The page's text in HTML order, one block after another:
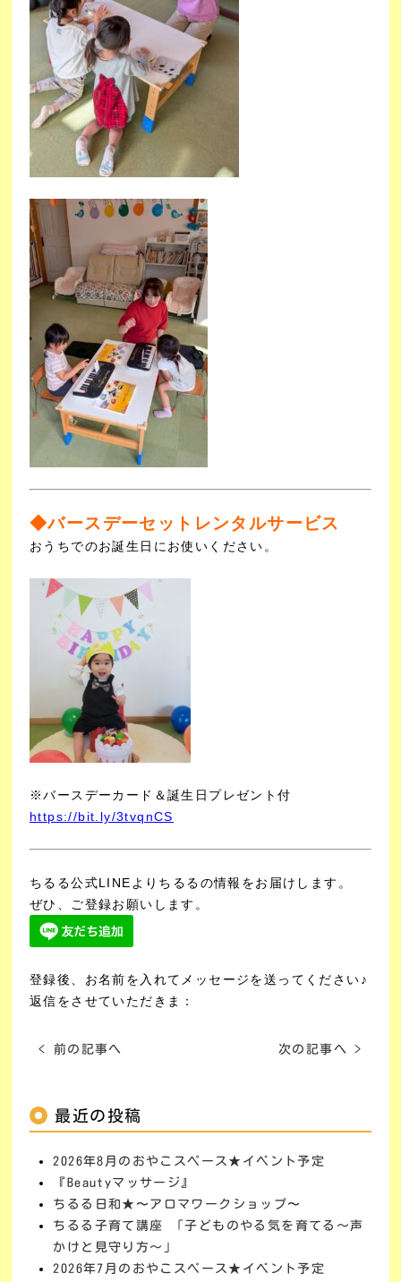
◆バースデーセットレンタルサービス
おうちでのお誕生日にお使いください。
※バースデーカード＆誕生日プレゼント付
https://bit.ly/3tvqnCS
ちるる公式LINEよりちるるの情報をお届けします。
ぜひ、ご登録お願いします。
登録後、お名前を入れてメッセージを送ってください♪
返信をさせていただきま：
< 前の記事へ 次の記事へ >
最近の投稿
2026年8月のおやこスペース★イベント予定
『Beautyマッサージ』
ちるる日和★〜アロマワークショップ〜
ちるる子育て講座 「子どものやる気を育てる～声
かけと見守り方～」
2026年7月のおやこスペース★イベント予定